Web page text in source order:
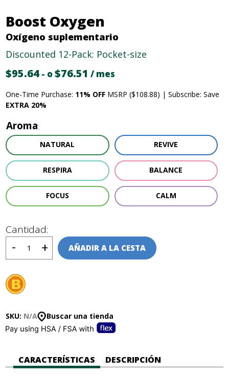
Boost Oxygen
Oxígeno suplementario
Discounted 12-Pack: Pocket-size
$95.64 - oPrecio
95,64
$76.51 El
actual
dólares.
/ mes
One-Time Purchase: 11% OFF MSRP ($108.88) | Subscribe: Save
EXTRA 20%
Aroma
NATURAL REVIVE
RESPIRA BALANCE
FOCUS CALM
Cantidad:
AÑADIR A LA CESTA
SKU: N/A Buscar una tienda
CARACTERÍSTICAS DESCRIPCIÓN